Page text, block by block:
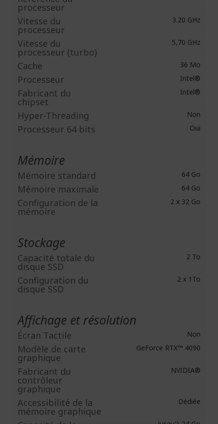
processeur
Vitesse du
processeur
3.20 GHz
Vitesse du
processeur (turbo)
5,70 GHz
Cache 36 Mo
Processeur Intel®
Fabricant du
chipset
Intel®
Hyper-Threading Non
Processeur 64 bits Oui
Mémoire
Mémoire standard 64 Go
Mémoire maximale 64 Go
Configuration de la
mémoire
2 x 32 Go
Stockage
Capacité totale du
disque SSD
2 To
Configuration du
disque SSD
2 x 1To
Affichage et résolution
Écran Tactile Non
Modèle de carte
graphique
GeForce RTX™ 4090
Fabricant du
contrôleur
graphique
NVIDIA®
Accessibilité de la
mémoire graphique
Dédiée